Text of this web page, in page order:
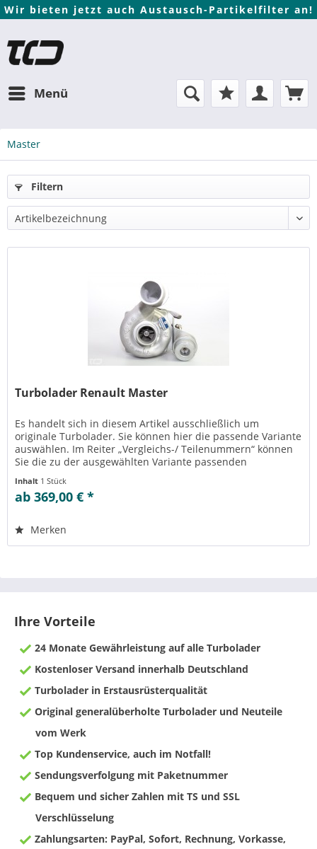
Wir bieten jetzt auch Austausch-Partikelfilter an!
Menü
Master
Filtern
Turbolader Renault Master
Es handelt sich in diesem Artikel ausschließlich um
originale Turbolader. Sie können hier die passende Variante
auswählen. Im Reiter „Vergleichs-/ Teilenummern“ können
Sie die zu der ausgewählten Variante passenden
Inhalt 1 Stück
ab 369,00 € *
Merken
Ihre Vorteile
24 Monate Gewährleistung auf alle Turbolader
Kostenloser Versand innerhalb Deutschland
Turbolader in Erstausrüsterqualität
Original generalüberholte Turbolader und Neuteile
vom Werk
Top Kundenservice, auch im Notfall!
Sendungsverfolgung mit Paketnummer
Bequem und sicher Zahlen mit TS und SSL
Verschlüsselung
Zahlungsarten: PayPal, Sofort, Rechnung, Vorkasse,